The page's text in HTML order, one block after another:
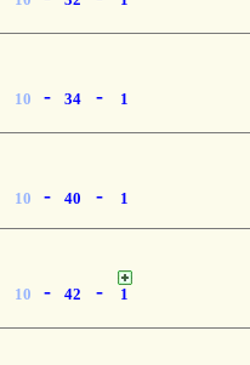
10 - 34 - 1
10 - 40 - 1
10 - 42 - 1